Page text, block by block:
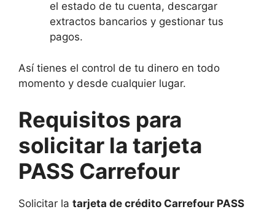
el estado de tu cuenta, descargar
extractos bancarios y gestionar tus
pagos.
Así tienes el control de tu dinero en todo
momento y desde cualquier lugar.
Requisitos para
solicitar la tarjeta
PASS Carrefour
Solicitar la tarjeta de crédito Carrefour PASS